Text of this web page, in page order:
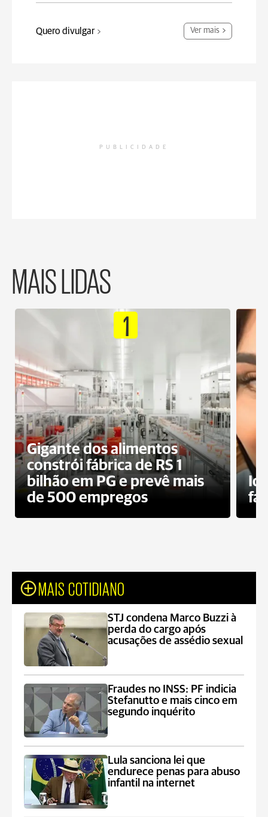
Quero divulgar Ver mais
PUBLICIDADE
MAIS LIDAS
1
Gigante dos alimentos
constrói fábrica de RS 1
bilhão em PG e prevê mais
de 500 empregos
MAIS COTIDIANO
STJ condena Marco Buzzi à
perda do cargo após
acusações de assédio sexual
Fraudes no INSS: PF indicia
Stefanutto e mais cinco em
segundo inquérito
Lula sanciona lei que
endurece penas para abuso
infantil na internet